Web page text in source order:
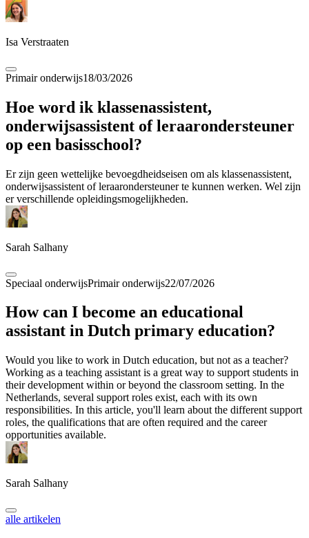
Isa Verstraaten
Primair onderwijs18/03/2026
Hoe word ik klassenassistent,
onderwijsassistent of leraarondersteuner
op een basisschool?
Er zijn geen wettelijke bevoegdheidseisen om als klassenassistent,
onderwijsassistent of leraarondersteuner te kunnen werken. Wel zijn
er verschillende opleidingsmogelijkheden.
Sarah Salhany
Speciaal onderwijsPrimair onderwijs22/07/2026
How can I become an educational
assistant in Dutch primary education?
Would you like to work in Dutch education, but not as a teacher?
Working as a teaching assistant is a great way to support students in
their development within or beyond the classroom setting. In the
Netherlands, several support roles exist, each with its own
responsibilities. In this article, you'll learn about the different support
roles, the qualifications that are often required and the career
opportunities available.
Sarah Salhany
alle artikelen